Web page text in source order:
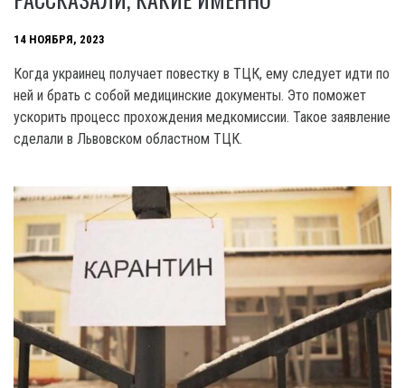
14 НОЯБРЯ, 2023
Когда украинец получает повестку в ТЦК, ему следует идти по
ней и брать с собой медицинские документы. Это поможет
ускорить процесс прохождения медкомиссии. Такое заявление
сделали в Львовском областном ТЦК.